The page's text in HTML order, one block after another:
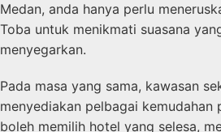
Medan, anda hanya perlu
Toba untuk menikmati suasana
menyegarkan.
Pada masa yang sama, kawasan
menyediakan pelbagai kemudahan
boleh memilih hotel yang selesa,